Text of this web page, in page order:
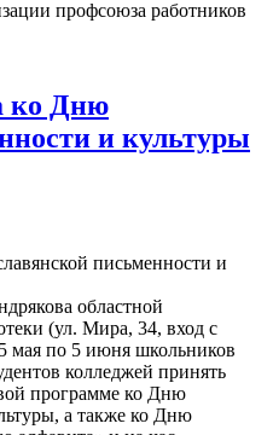
профсоюза работников
ко Дню
и культуры
областной
(ул. Мира, 34, вход с
мая по 5 июня школьников
колледжей принять
программе ко Дню
а также ко Дню